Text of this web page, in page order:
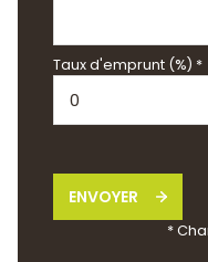
Taux d'emprunt (%) *
ENVOYER
*